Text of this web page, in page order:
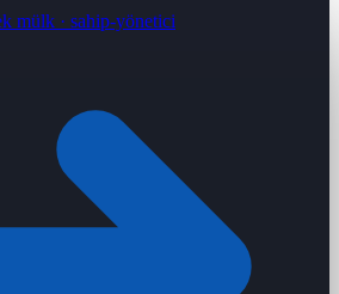
mülk · sahip-yönetici